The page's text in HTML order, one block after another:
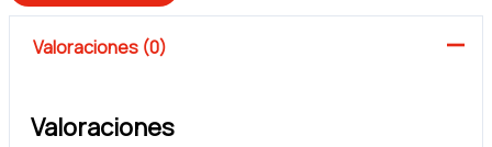
Valoraciones (0)
Valoraciones